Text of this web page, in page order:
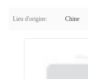
Lieu d'origine: Chine